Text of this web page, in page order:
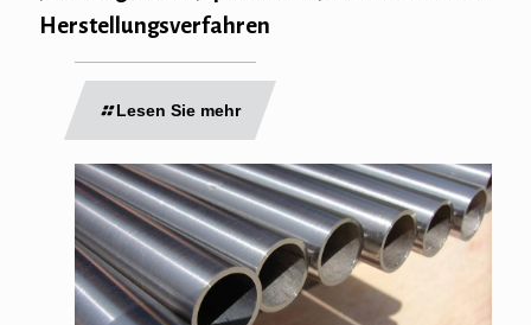
Herstellungsverfahren
Lesen Sie mehr